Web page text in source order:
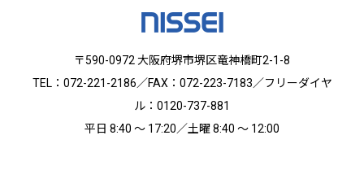
〒590-0972 大阪府堺市堺区竜神橋町2-1-8
TEL：072-221-2186／FAX：072-223-7183／フリーダイヤ
ル：0120-737-881
平日 8:40 ～ 17:20／土曜 8:40 ～ 12:00